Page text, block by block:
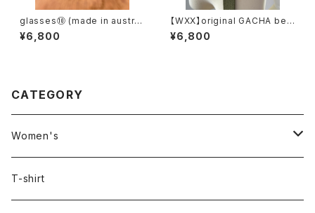
glasses⑩ (made in austri
a)
¥6,800
【WXX】original GACHA belt
(khaki)
¥6,800
CATEGORY
Women's
Outer
T-shirt